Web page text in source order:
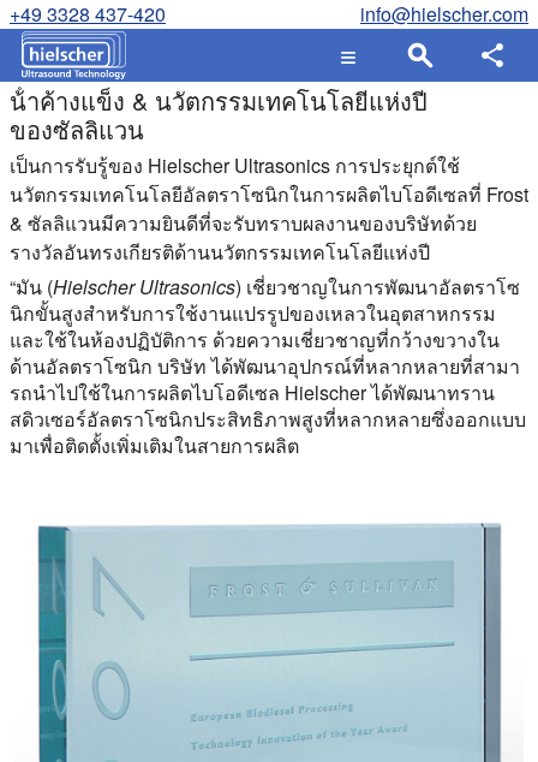
+49 3328 437-420 info@hielscher.com
น้ําค้างแข็ง & นวัตกรรมเทคโนโลยีแห่งปี
ของซัลลิแวน
เป็นการรับรู้ของ Hielscher Ultrasonics การประยุกต์ใช้
นวัตกรรมเทคโนโลยีอัลตราโซนิกในการผลิตไบโอดีเซลที่ Frost
& ซัลลิแวนมีความยินดีที่จะรับทราบผลงานของบริษัทด้วย
รางวัลอันทรงเกียรติด้านนวัตกรรมเทคโนโลยีแห่งปี
“มัน (Hielscher Ultrasonics) เชี่ยวชาญในการพัฒนาอัลตราโซ
นิกขั้นสูงสําหรับการใช้งานแปรรูปของเหลวในอุตสาหกรรม
และใช้ในห้องปฏิบัติการ ด้วยความเชี่ยวชาญที่กว้างขวางใน
ด้านอัลตราโซนิก บริษัท ได้พัฒนาอุปกรณ์ที่หลากหลายที่สามา
รถนําไปใช้ในการผลิตไบโอดีเซล Hielscher ได้พัฒนาทราน
สดิวเซอร์อัลตราโซนิกประสิทธิภาพสูงที่หลากหลายซึ่งออกแบบ
มาเพื่อติดตั้งเพิ่มเติมในสายการผลิต